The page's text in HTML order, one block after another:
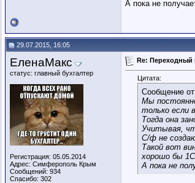
А пока не
29.07.2015, 16:05
ЕленаМакс
статус: главный бухгалтер
Регистрация: 05.05.2014
Адрес: Симферополь Крым
Сообщений: 934
Спасибо: 302
Re:
Цитата:
Сообщение от
Мы
только если
Тогда она
Учитывая,
С/ф не
Такой вот
хорошо бы
А пока не